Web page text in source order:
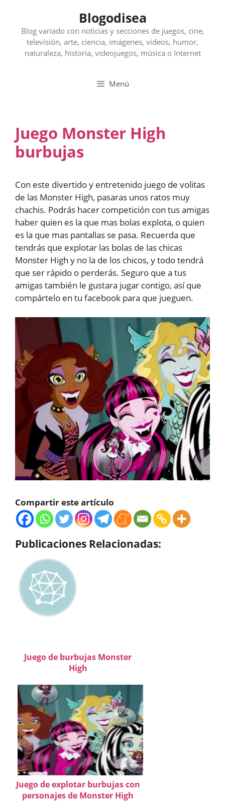
contenido
Blogodisea
Blog variado con noticias y secciones de juegos, cine,
televisión, arte, ciencia, imágenes, videos, humor,
naturaleza, historia, videojuegos, música o Internet
Menú
Juego Monster High
burbujas
Con este divertido y entretenido juego de volitas
de las Monster High, pasaras unos ratos muy
chachis. Podrás hacer competición con tus amigas
haber quien es la que mas bolas explota, o quien
es la que mas pantallas se pasa. Recuerda que
tendrás que explotar las bolas de las chicas
Monster High y no la de los chicos, y todo tendrá
que ser rápido o perderás. Seguro que a tus
amigas también le gustara jugar contigo, así que
compártelo en tu facebook para que jueguen.
Compartir este artículo
Publicaciones Relacionadas:
Juego de burbujas Monster
High
Juego de explotar burbujas con
personajes de Monster High